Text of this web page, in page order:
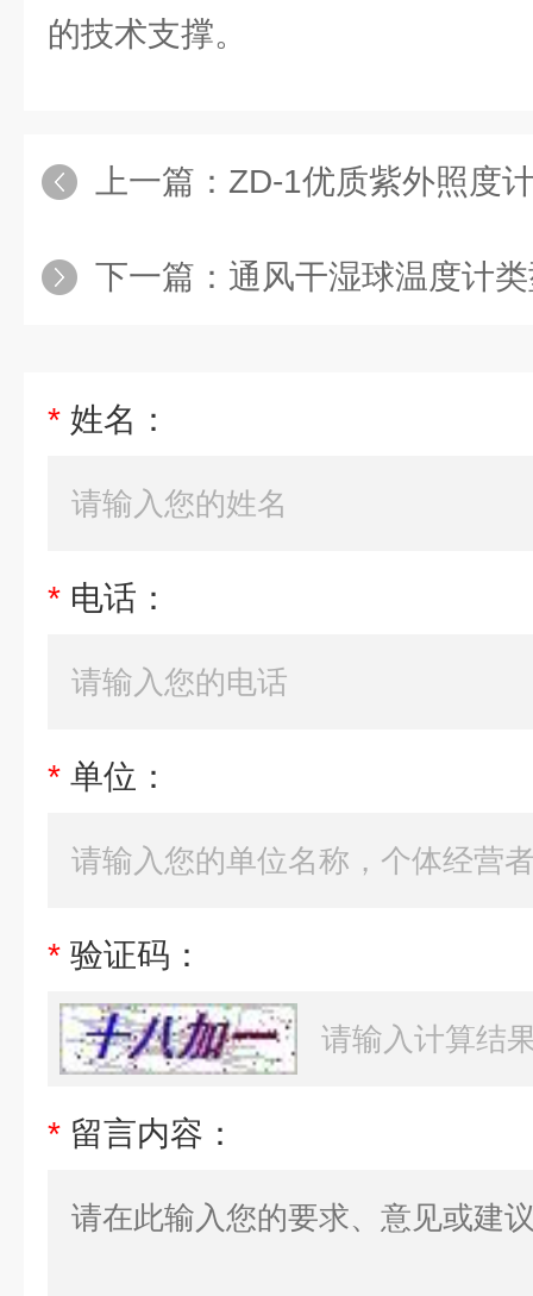
的技术支撑。
上一篇： ZD-1优质紫外照度
下一篇： 通风干湿球温度计
* 姓名：
* 电话：
* 单位：
* 验证码：
* 留言内容：